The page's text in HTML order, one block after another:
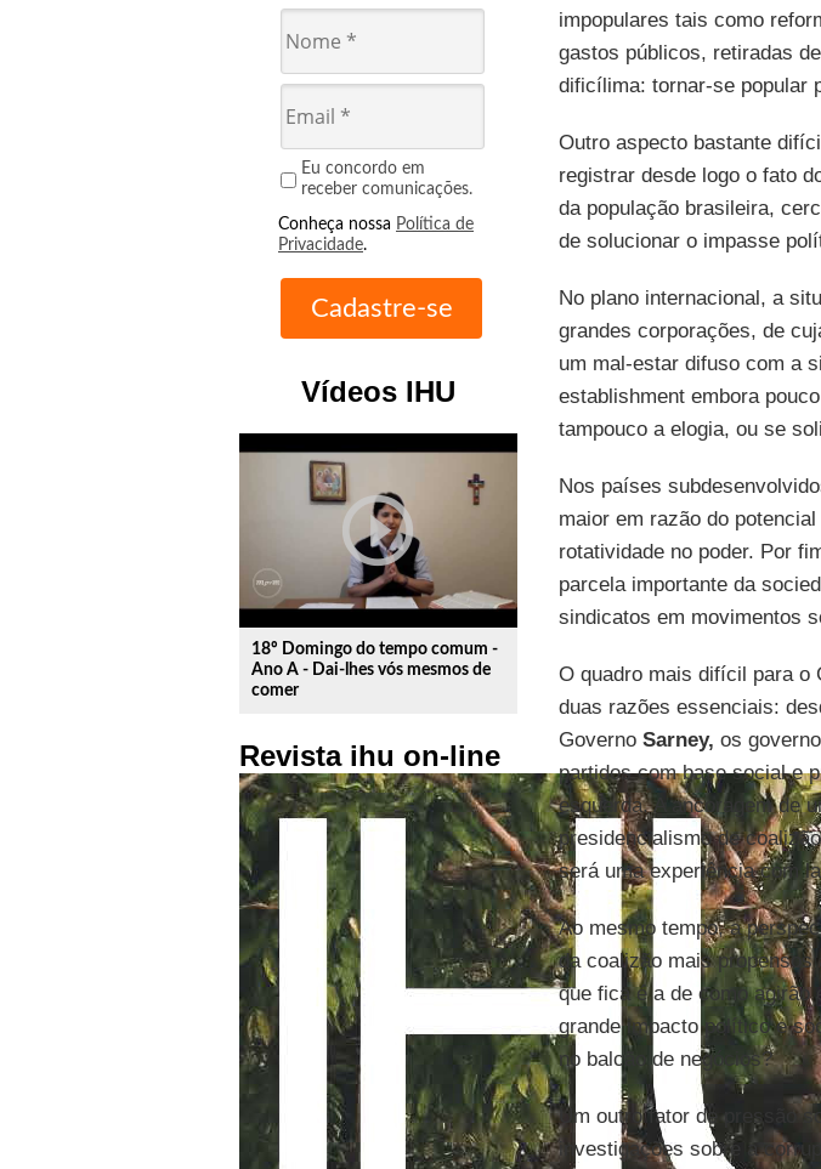
Eu concordo em
receber comunicações.
Conheça nossa Política de
Privacidade.
Vídeos IHU
play_circle_outline
18º Domingo do tempo comum -
Ano A - Dai-lhes vós mesmos de
comer
Revista ihu on-line
impopulares tais como
gastos públicos, retiradas
dificílima: tornar-se popular
Outro aspecto bastante
registrar desde logo o fato
da população brasileira,
de solucionar o impasse
No plano internacional, a
grandes corporações, de
um mal-estar difuso com a
establishment embora
tampouco a elogia, ou se
Nos países
maior em razão do
rotatividade no poder. Por
parcela importante da
sindicatos em movimentos
O quadro mais difícil para o
duas razões essenciais:
Governo Sarney, os
partidos com base social e
esquerda. A ancoragem de
presidencialismo de
será uma experiência com
Ao mesmo tempo, a
da coalizão mais propensos
que fica é a de como agirão
grande impacto político e
no balcão de negócios?
Um outro fator de pressão
investigações sobre a